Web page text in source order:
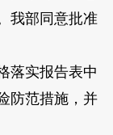
我部同意批准
实报告表中
防范措施，并